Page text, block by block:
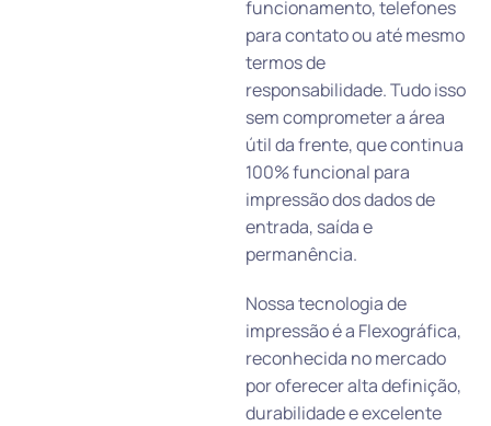
funcionamento, telefones
para contato ou até mesmo
termos de
responsabilidade. Tudo isso
sem comprometer a área
útil da frente, que continua
100% funcional para
impressão dos dados de
entrada, saída e
permanência.
Nossa tecnologia de
impressão é a Flexográfica,
reconhecida no mercado
por oferecer alta definição,
durabilidade e excelente